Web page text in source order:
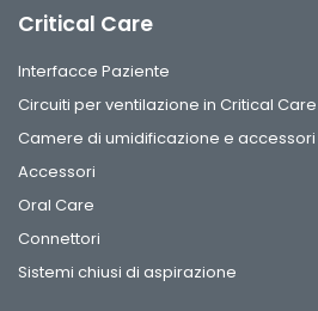
Critical Care
Interfacce Paziente
Circuiti per ventilazione in Critical Care
Camere di umidificazione e accessori
Accessori
Oral Care
Connettori
Sistemi chiusi di aspirazione